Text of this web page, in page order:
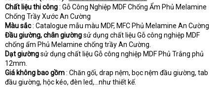
Chất liệu thi công: Gỗ Công Nghiệp MDF Chống Ẩm Phủ Melamine
Chống Trầy Xước An Cường
Màu sắc: Catalogue mẫu màu MDF, MFC Phủ Melamine An Cường
Đầu giường, chân giườngsử dụng chất liệu Gỗ công nghiệp MDF
chống ẩm Phủ Melamine chống trầy An Cường.
Dạt giườngsử dụng chất liệu Gỗ công nghiệp MDF Phủ Trắng phủ
12mm.
Giá không bao gồm: Chăn gối, drap nệm, bọc nệm đầu giường, tab
đầu giường, hộc kéo, đèn led,...như thiết kế.